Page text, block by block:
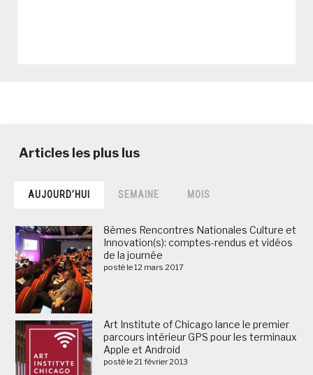
AUJOURD’HUI SEMAINE MOIS
8èmes Rencontres Nationales Culture et
Innovation(s): comptes-rendus et vidéos
de la journée
posté le 12 mars 2017
Art Institute of Chicago lance le premier
parcours intérieur GPS pour les terminaux
Apple et Android
posté le 21 février 2013